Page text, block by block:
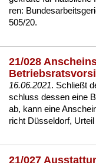
ren:
505/20.
21/028
16.06.2021. Sch­ließt
schluss des­sen ei­ne
ab, kann ei­ne
richt Düssel­dorf,
21/027